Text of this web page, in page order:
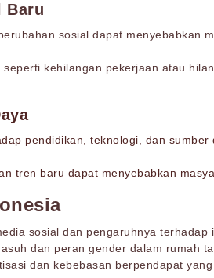
Baru
sosial dapat menyebabkan
kehilangan pekerjaan atau
pendidikan, teknologi, dan
tren baru dapat menyebabkan
sosial dan pengaruhnya terhadap
dan peran gender dalam rumah
dan kebebasan berpendapat yang